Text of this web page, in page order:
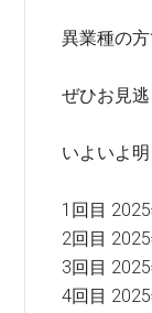
異業種の
ぜひお見逃
いよいよ
1回目
2回目
3回目
4回目